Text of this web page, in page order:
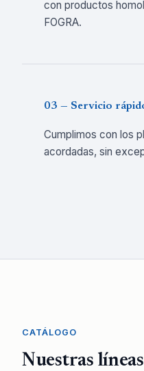
con productos
FOGRA.
03 — Servicio
Cumplimos con los
acordadas, sin
CATÁLOGO
Nuestras